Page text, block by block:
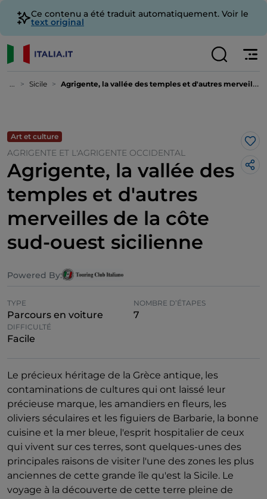
Ce contenu a été traduit automatiquement. Voir le
text original
... Sicile Agrigente, la vallée des temples et d'autres merveilles de la côte sud-ouest sicilienne
Art et culture
AGRIGENTE ET L'AGRIGENTE OCCIDENTAL
Agrigente, la vallée des
temples et d'autres
merveilles de la côte
sud-ouest sicilienne
Powered By:
TYPE
Parcours en voiture
NOMBRE D’ÉTAPES
7
DIFFICULTÉ
Facile
Le précieux héritage de la Grèce antique, les
contaminations de cultures qui ont laissé leur
précieuse marque, les amandiers en fleurs, les
oliviers séculaires et les figuiers de Barbarie, la bonne
cuisine et la mer bleue, l'esprit hospitalier de ceux
qui vivent sur ces terres, sont quelques-unes des
principales raisons de visiter l'une des zones les plus
anciennes de cette grande île qu'est la Sicile. Le
voyage à la découverte de cette terre pleine de